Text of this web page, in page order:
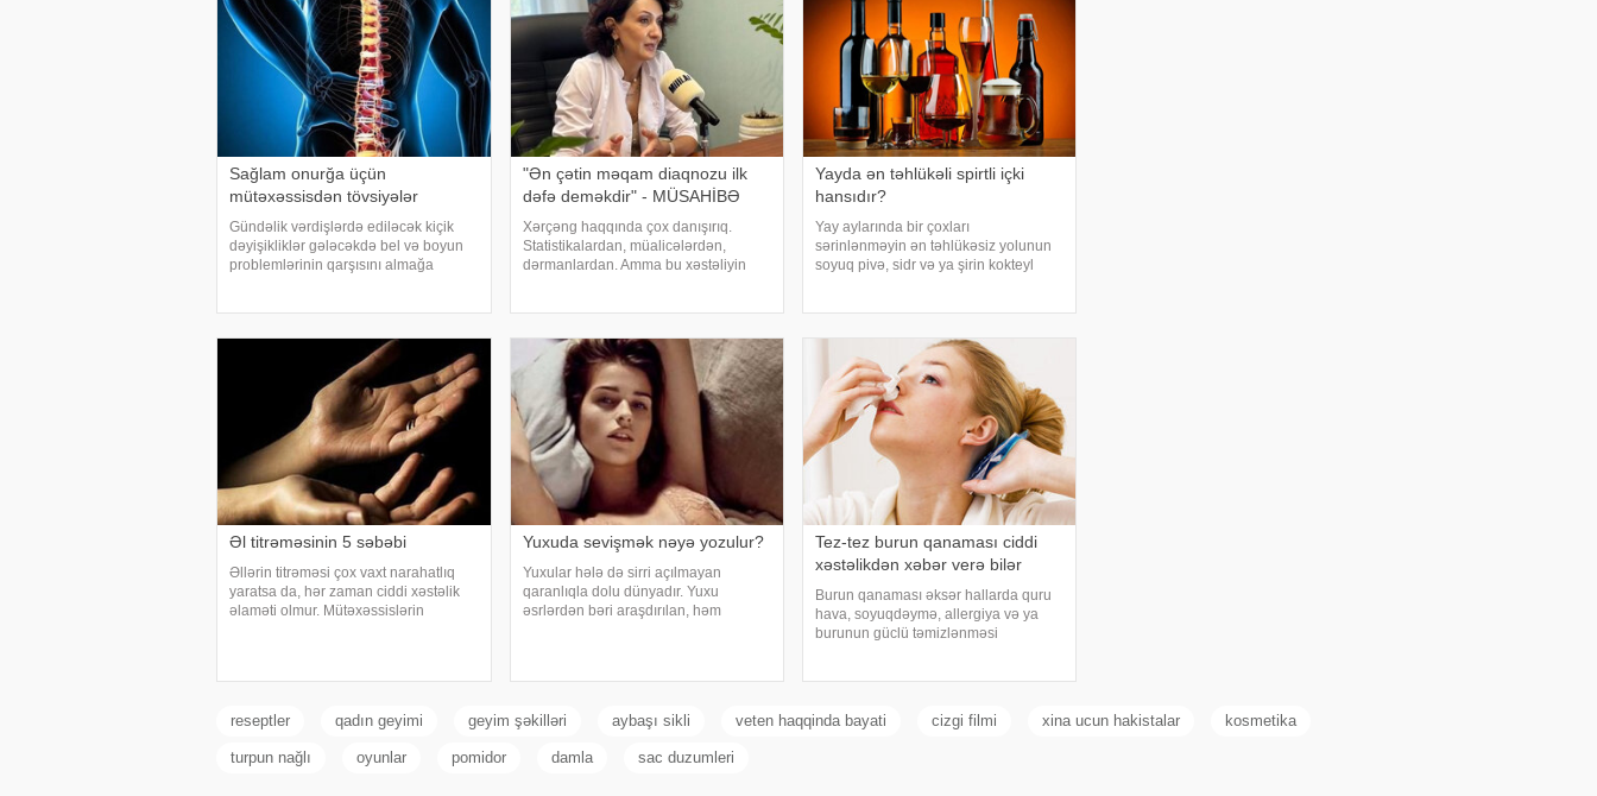
Sağlam onurğa üçün
mütəxəssisdən tövsiyələr
Gündəlik vərdişlərdə ediləcək kiçik
dəyişikliklər gələcəkdə bel və boyun
problemlərinin qarşısını almağa
onurğanın sağlam qalmasınd
"Ən çətin məqam diaqnozu ilk
dəfə deməkdir" - MÜSAHİBƏ
Xərçəng haqqında çox danışırıq.
Statistikalardan, müalicələrdən,
dərmanlardan. Amma bu xəstəliyin
Elə buna gör
Yayda ən təhlükəli spirtli içki
hansıdır?
Yay aylarında bir çoxları
sərinlənməyin ən təhlükəsiz yolunun
soyuq pivə, sidr və ya şirin kokteyl
vaxt zərərsi
Əl titrəməsinin 5 səbəbi
Əllərin titrəməsi çox vaxt narahatlıq
yaratsa da, hər zaman ciddi xəstəlik
əlaməti olmur. Mütəxəssislərin
mətbuatın
Yuxuda sevişmək nəyə yozulur?
Yuxular hələ də sirri açılmayan
qaranlıqla dolu dünyadır. Yuxu
əsrlərdən bəri araşdırılan, həm
yuxular bəzən də cinsəlikl
Tez-tez burun qanaması ciddi
xəstəlikdən xəbər verə bilər
Burun qanaması əksər hallarda quru
hava, soyuqdəymə, allergiya və ya
burunun güclü təmizlənməsi
reseptler qadın geyimi geyim şəkilləri aybaşı sikli veten haqqinda bayati cizgi filmi xina ucun hakistalar kosmetika
turpun nağlı oyunlar pomidor damla sac duzumleri